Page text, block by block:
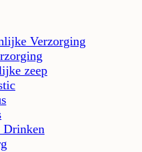
Verzorging
zeep
Drinken